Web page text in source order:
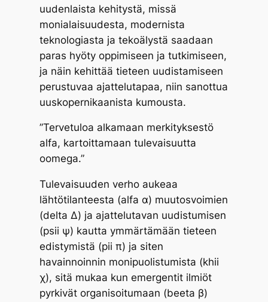
uudenlaista kehitystä, missä
monialaisuudesta, modernista
teknologiasta ja tekoälystä saadaan
paras hyöty oppimiseen ja tutkimiseen,
ja näin kehittää tieteen uudistamiseen
perustuvaa ajattelutapaa, niin sanottua
uuskopernikaanista kumousta.
”Tervetuloa alkamaan merkityksestö
alfa, kartoittamaan tulevaisuutta
oomega.”
Tulevaisuuden verho aukeaa
lähtötilanteesta (alfa α) muutosvoimien
(delta Δ) ja ajattelutavan uudistumisen
(psii ψ) kautta ymmärtämään tieteen
edistymistä (pii π) ja siten
havainnoinnin monipuolistumista (khii
χ), sitä mukaa kun emergentit ilmiöt
pyrkivät organisoitumaan (beeta β)